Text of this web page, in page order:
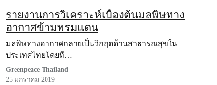
รายงานการวิเคราะห์เบื้องต้นมลพิษทาง
อากาศข้ามพรมแดน
มลพิษทางอากาศกลายเป็นวิกฤตด้านสาธารณสุขใน
ประเทศไทยโดยที…
Greenpeace Thailand
25 มกราคม 2019